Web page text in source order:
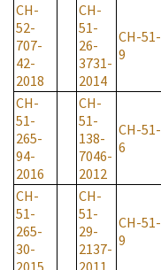
CH-
52-
707-
42-
2018
CH-
51-
26-
3731-
2014
CH-51-
9
CH-
51-
265-
94-
2016
CH-
51-
138-
7046-
2012
CH-51-
6
CH-
51-
265-
30-
CH-
51-
29-
2137-
CH-51-
9